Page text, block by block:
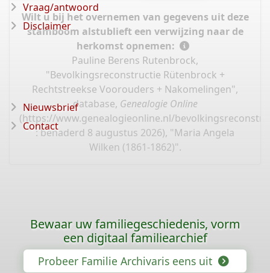
Wilt u bij het overnemen van gegevens uit deze
stamboom alstublieft een verwijzing naar de
herkomst opnemen:
Pauline Berens Rutenbrock,
"Bevolkingsreconstructie Rütenbrock +
Rechtstreekse Voorouders + Nakomelingen",
database, Genealogie Online
(https://www.genealogieonline.nl/
: benaderd 8 augustus 2026), "Maria Angela
Wilken (1861-1862)".
Vraag/antwoord
Disclaimer
Nieuwsbrief
Contact
Bewaar uw familiegeschiedenis, vorm
een digitaal familiearchief
Probeer Familie Archivaris eens uit